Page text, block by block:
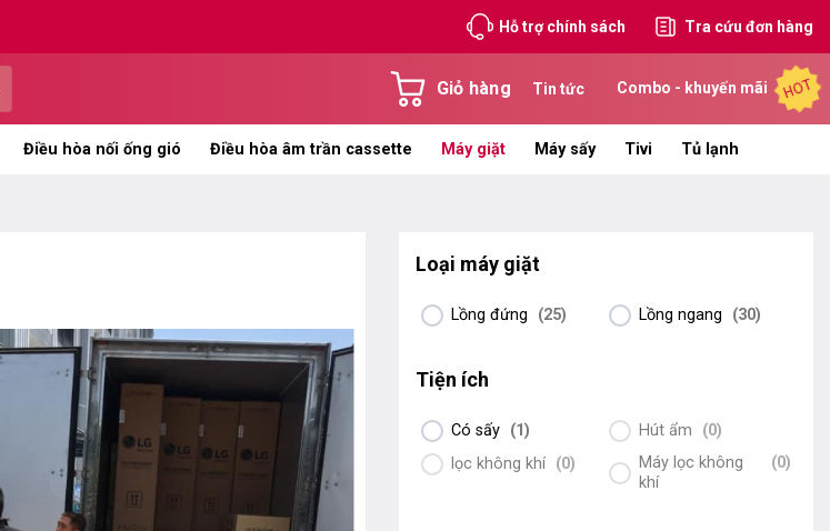
Hỗ trợ chính sách Tra cứu đơn hàng
Giỏ hàng Tin tức Combo - khuyến mãi HOT
Điều hòa nối ống gió Điều hòa âm trần cassette Máy giặt Máy sấy Tivi Tủ lạnh
Loại máy giặt
Lồng đứng (25) Lồng ngang (30)
Tiện ích
Có sấy (1) Hút ẩm (0)
lọc không khí
(0)
Máy lọc không
khí
(0)